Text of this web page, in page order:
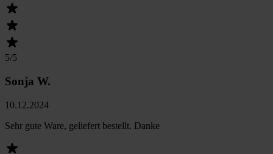
5/5
Sonja W.
10.12.2024
Sehr gute Ware, geliefert bestellt. Danke